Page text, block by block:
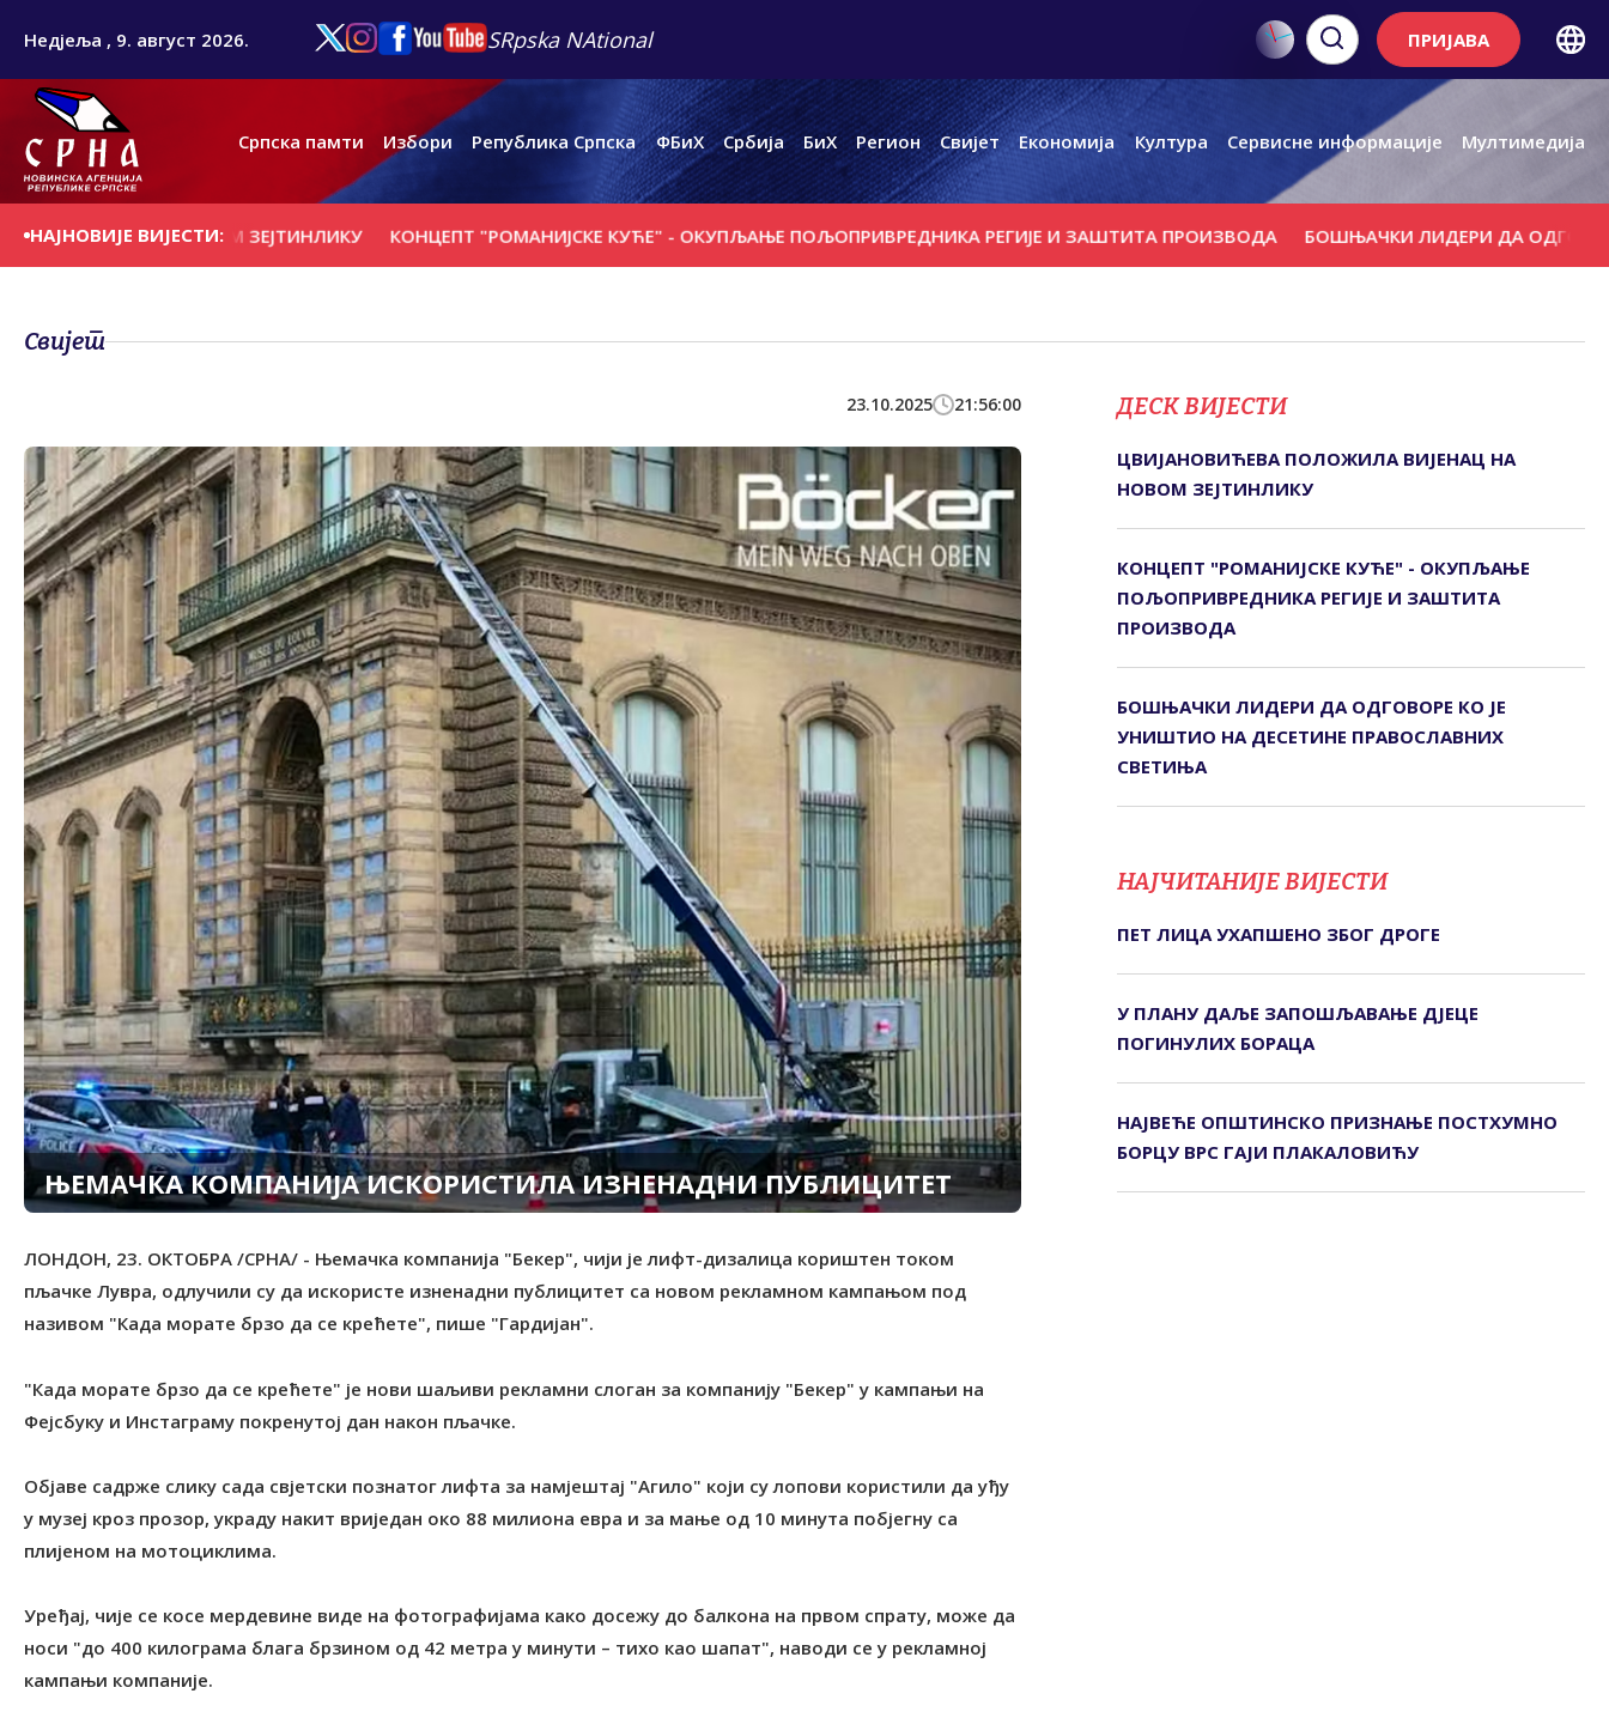
Недјеља , 9. август 2026. SRpska NAtional ПРИЈАВА
Српска памти Избори Република Српска ФБиХ Србија БиХ Регион Свијет Економија Култура Сервисне информације Мултимедија
НАЈНОВИЈЕ ВИЈЕСТИ:
НА НОВОМ ЗЕЈТИНЛИКУ КОНЦЕПТ "РОМАНИЈСКЕ КУЋЕ" - ОКУПЉАЊЕ ПОЉОПРИВРЕДНИКА РЕГИЈЕ И ЗАШТИТА ПРОИЗВОДА БОШЊАЧКИ ЛИДЕРИ ДА ОДГОВОРЕ КО ЈЕ
Свијет
23.10.2025 21:56:00
ЊЕМАЧКА КОМПАНИЈА ИСКОРИСТИЛА ИЗНЕНАДНИ ПУБЛИЦИТЕТ
ЛОНДОН, 23. ОКТОБРА /СРНА/ - Њемачка компанија "Бекер", чији је лифт-дизалица кориштен током
пљачке Лувра, одлучили су да искористе изненадни публицитет са новом рекламном кампањом под
називом "Када морате брзо да се крећете", пише "Гардијан".
"Када морате брзо да се крећете" је нови шаљиви рекламни слоган за компанију "Бекер" у кампањи на
Фејсбуку и Инстаграму покренутој дан након пљачке.
Објаве садрже слику сада свјетски познатог лифта за намјештај "Агило" који су лопови користили да уђу
у музеј кроз прозор, украду накит вриједан око 88 милиона евра и за мање од 10 минута побјегну са
плијеном на мотоциклима.
Уређај, чије се косе мердевине виде на фотографијама како досежу до балкона на првом спрату, може да
носи "до 400 килограма блага брзином од 42 метра у минути – тихо као шапат", наводи се у рекламној
кампањи компаније.
ДЕСК ВИЈЕСТИ
ЦВИЈАНОВИЋЕВА ПОЛОЖИЛА ВИЈЕНАЦ НА
НОВОМ ЗЕЈТИНЛИКУ
КОНЦЕПТ "РОМАНИЈСКЕ КУЋЕ" - ОКУПЉАЊЕ
ПОЉОПРИВРЕДНИКА РЕГИЈЕ И ЗАШТИТА
ПРОИЗВОДА
БОШЊАЧКИ ЛИДЕРИ ДА ОДГОВОРЕ КО ЈЕ
УНИШТИО НА ДЕСЕТИНЕ ПРАВОСЛАВНИХ
СВЕТИЊА
НАЈЧИТАНИЈЕ ВИЈЕСТИ
ПЕТ ЛИЦА УХАПШЕНО ЗБОГ ДРОГЕ
У ПЛАНУ ДАЉЕ ЗАПОШЉАВАЊЕ ДЈЕЦЕ
ПОГИНУЛИХ БОРАЦА
НАЈВЕЋЕ ОПШТИНСКО ПРИЗНАЊЕ ПОСТХУМНО
БОРЦУ ВРС ГАЈИ ПЛАКАЛОВИЋУ